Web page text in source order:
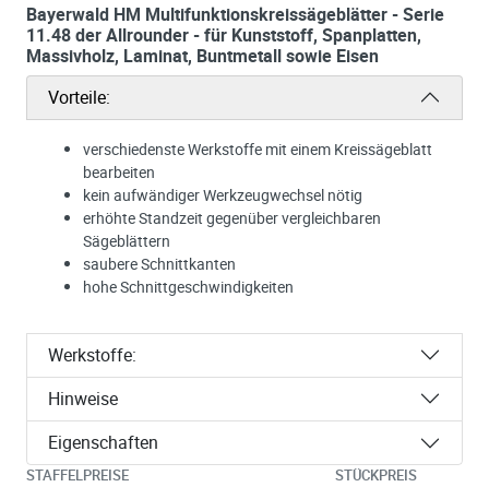
Bayerwald HM Multifunktionskreissägeblätter - Serie
11.48 der Allrounder - für Kunststoff, Spanplatten,
Massivholz, Laminat, Buntmetall sowie Eisen
Vorteile:
verschiedenste Werkstoffe mit einem Kreissägeblatt
bearbeiten
kein aufwändiger Werkzeugwechsel nötig
erhöhte Standzeit gegenüber vergleichbaren
Sägeblättern
saubere Schnittkanten
hohe Schnittgeschwindigkeiten
Werkstoffe:
Hinweise
Eigenschaften
STAFFELPREISE STÜCKPREIS